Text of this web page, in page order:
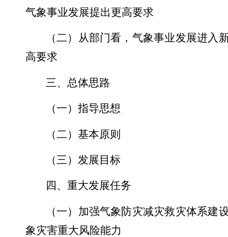
气象事业发展提出更高要求
（二）从部门看，气象事业发展进入
高要求
三、总体思路
（一）指导思想
（二）基本原则
（三）发展目标
四、重大发展任务
（一）加强气象防灾减灾救灾体系建
象灾害重大风险能力